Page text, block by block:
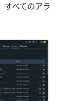
すべてのアラ